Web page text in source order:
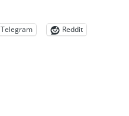
Telegram
Reddit